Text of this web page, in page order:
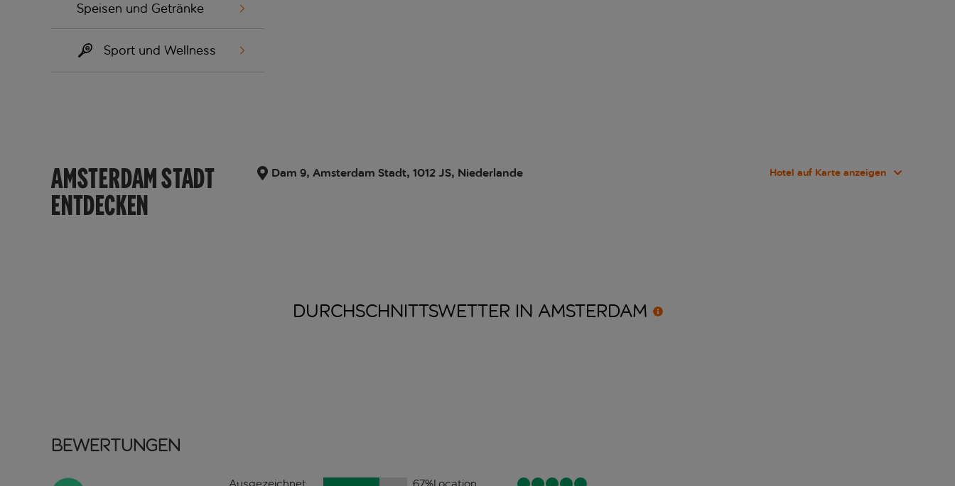
Speisen und Getränke
Sport und Wellness
AMSTERDAM STADT
ENTDECKEN
Dam 9, Amsterdam Stadt, 1012 JS, Niederlande Hotel auf Karte anzeigen
DURCHSCHNITTSWETTER IN AMSTERDAM
Bewertungen